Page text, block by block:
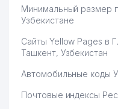
Минимальный размер
Узбекистане
Сайты Yellow Pages в
Ташкент, Узбекистан
Автомобильные коды
Почтовые индексы